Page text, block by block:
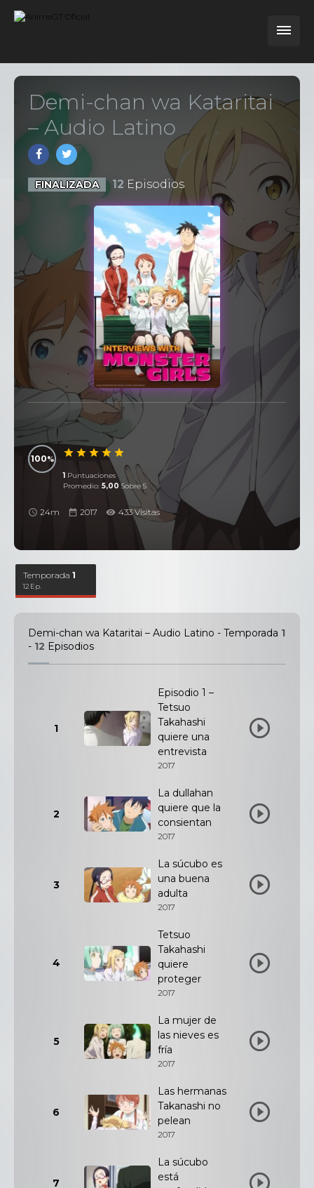
Demi-chan wa Kataritai
– Audio Latino
FINALIZADA 12 Episodios
100
1 Puntuaciones
Promedio: 5,00 Sobre 5
24m 2017 433 Visitas
Temporada1
12 Ep.
Demi-chan wa Kataritai – Audio Latino - Temporada 1
- 12 Episodios
1
Episodio 1 –
Tetsuo
Takahashi
quiere una
entrevista
2017
2
La dullahan
quiere que la
consientan
2017
3
La súcubo es
una buena
adulta
2017
4
Tetsuo
Takahashi
quiere
proteger
2017
5
La mujer de
las nieves es
fría
2017
6
Las hermanas
Takanashi no
pelean
2017
7
La súcubo
está